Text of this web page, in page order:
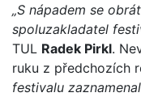
„S nápadem se
spoluzakladatel
TUL Radek Pirkl.
ruku z předchozích
festivalu